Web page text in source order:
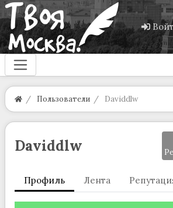
Пользователи Daviddlw
Daviddlw
Профиль Лента